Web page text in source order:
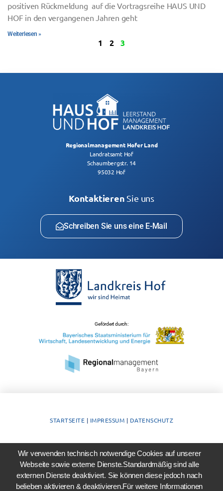
positiven Rückmeldung auf die Vortragsreihe HAUS UND
HOF in den vergangenen Jahren geht
Weiterlesen »
1 2 3
Regionalmanagement Hofer Land
Landratsamt Hof
Schaumbergstr. 14
95032 Hof
Kontaktieren Sie uns
Schreiben Sie uns eine E-Mail
Gefördert durch:
STARTSEITE | IMPRESSUM | DATENSCHUTZ
Wir verwenden technisch notwendige Cookies auf unserer
Webseite sowie externe Dienste.Standardmäßig sind alle
externen Dienste deaktiviert. Sie können diese jedoch nach
belieben aktivieren & deaktivieren.Für weitere Informationen